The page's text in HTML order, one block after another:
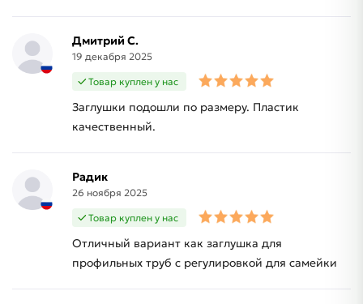
Дмитрий С.
19 декабря 2025
Товар куплен у нас
Заглушки подошли по размеру. Пластик
качественный.
Радик
26 ноября 2025
Товар куплен у нас
Отличный вариант как заглушка для
профильных труб с регулировкой для самейки